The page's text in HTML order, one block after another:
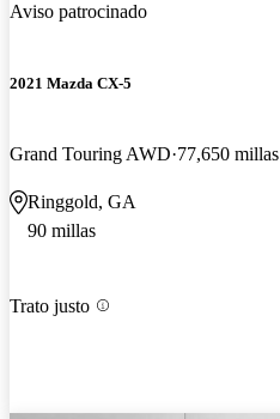
Aviso patrocinado
2021 Mazda CX-5
Grand Touring AWD 77,650 millas
Ringgold, GA
90 millas
Trato justo